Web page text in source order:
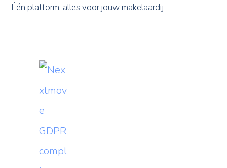
Één platform, alles voor jouw makelaardij